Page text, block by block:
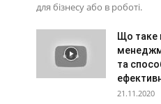
для бізнесу або в роботі.
Що таке
та
21.11.2020